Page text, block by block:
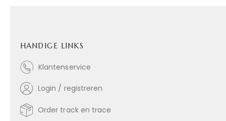
HANDIGE LINKS
Klantenservice
Login / registreren
Order track en trace